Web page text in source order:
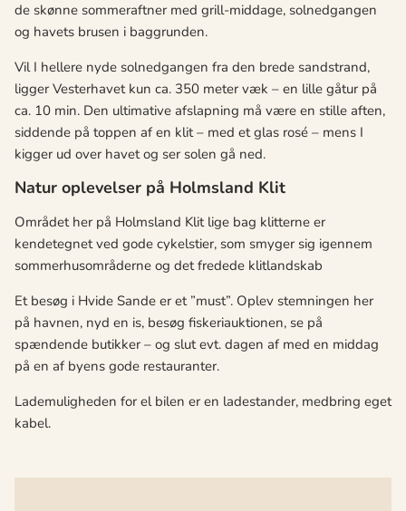
de skønne sommeraftner med grill-middage, solnedgangen
og havets brusen i baggrunden.
Vil I hellere nyde solnedgangen fra den brede sandstrand,
ligger Vesterhavet kun ca. 350 meter væk – en lille gåtur på
ca. 10 min. Den ultimative afslapning må være en stille aften,
siddende på toppen af en klit – med et glas rosé – mens I
kigger ud over havet og ser solen gå ned.
Natur oplevelser på Holmsland Klit
Området her på Holmsland Klit lige bag klitterne er
kendetegnet ved gode cykelstier, som smyger sig igennem
sommerhusområderne og det fredede klitlandskab
Et besøg i Hvide Sande er et ”must”. Oplev stemningen her
på havnen, nyd en is, besøg fiskeriauktionen, se på
spændende butikker – og slut evt. dagen af med en middag
på en af byens gode restauranter.
Lademuligheden for el bilen er en ladestander, medbring eget
kabel.